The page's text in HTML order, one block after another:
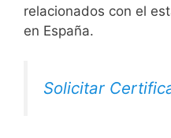
relacionados con el
en España.
Solicitar